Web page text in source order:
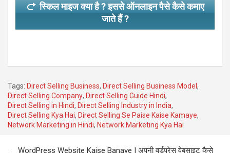
स्किल माइज क्या है ? इससे ऑनलाइन पैसे कैसे कमाए
जाते हैं ?
Tags: Direct Selling Business, Direct Selling Business Model ,
Direct Selling Company, Direct Selling Guide Hindi,
Direct Selling in Hindi, Direct Selling Industry in India,
Direct Selling Kya Hai, Direct Selling Se Paise Kaise Kamaye,
Network Marketing in Hindi, Network Marketing Kya Hai
WordPress Website Kaise Banaye | अपनी वर्डप्रेस वेबसाइट कैसे